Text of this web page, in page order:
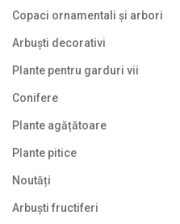
Soc (Sambucus)
Spiraea (Cununiță)
Symphoricarpos
Syringa (Liliac)
Tamarix
Copaci ornamentali și arbori
Arbuști decorativi
Plante pentru garduri vii
Conifere
Plante agățătoare
Plante pitice
Noutăți
Arbuști fructiferi